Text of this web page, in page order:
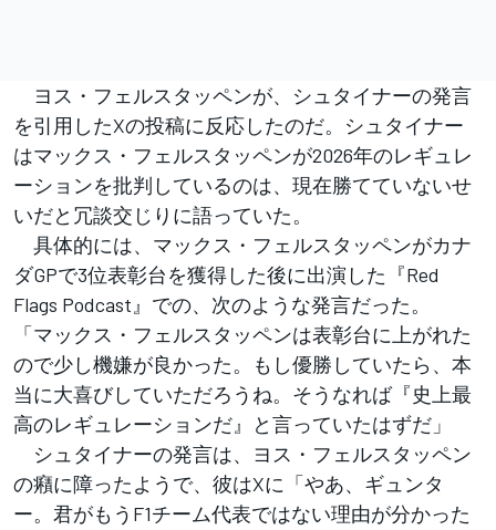
ヨス・フェルスタッペンが、シュタイナーの発言
を引用したXの投稿に反応したのだ。シュタイナー
はマックス・フェルスタッペンが2026年のレギュレ
ーションを批判しているのは、現在勝てていないせ
いだと冗談交じりに語っていた。
具体的には、マックス・フェルスタッペンがカナ
ダGPで3位表彰台を獲得した後に出演した『Red
Flags Podcast』での、次のような発言だった。
「マックス・フェルスタッペンは表彰台に上がれた
ので少し機嫌が良かった。もし優勝していたら、本
当に大喜びしていただろうね。そうなれば『史上最
高のレギュレーションだ』と言っていたはずだ」
シュタイナーの発言は、ヨス・フェルスタッペン
の癪に障ったようで、彼はXに「やあ、ギュンタ
ー。君がもうF1チーム代表ではない理由が分かった